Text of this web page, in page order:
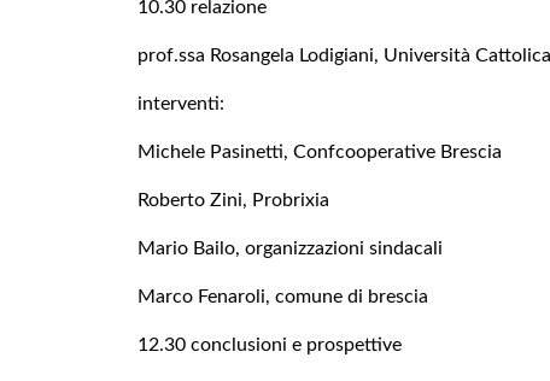
10.30 relazione
prof.ssa Rosangela Lodigiani, Università
interventi:
Michele Pasinetti, Confcooperative Brescia
Roberto Zini, Probrixia
Mario Bailo, organizzazioni sindacali
Marco Fenaroli, comune di brescia
12.30 conclusioni e prospettive